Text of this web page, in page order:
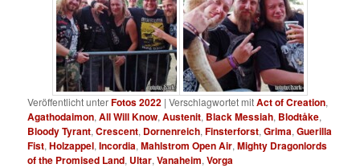
Veröffentlicht unterFotos 2022 |Verschlagwortet mitAct of Creation,
Agathodaimon,All Will Know,Austenit, Black Messiah, Blodtåke,
Bloody Tyrant,Crescent, Dornenreich,Finsterforst,Grima,Guerilla
Fist,Holzappel,Incordia,Mahlstrom Open Air,Mighty Dragonlords
of the Promised Land, Ultar,Vanaheim,Vorga